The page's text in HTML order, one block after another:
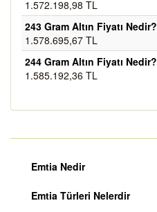
1.572.198,98 TL
243 Gram Altın Fiyatı Nedir?
1.578.695,67 TL
244 Gram Altın Fiyatı Nedir?
1.585.192,36 TL
Emtia Nedir
Emtia Türleri Nelerdir